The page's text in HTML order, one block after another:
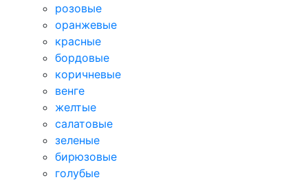
розовые
оранжевые
красные
бордовые
коричневые
венге
желтые
салатовые
зеленые
бирюзовые
голубые